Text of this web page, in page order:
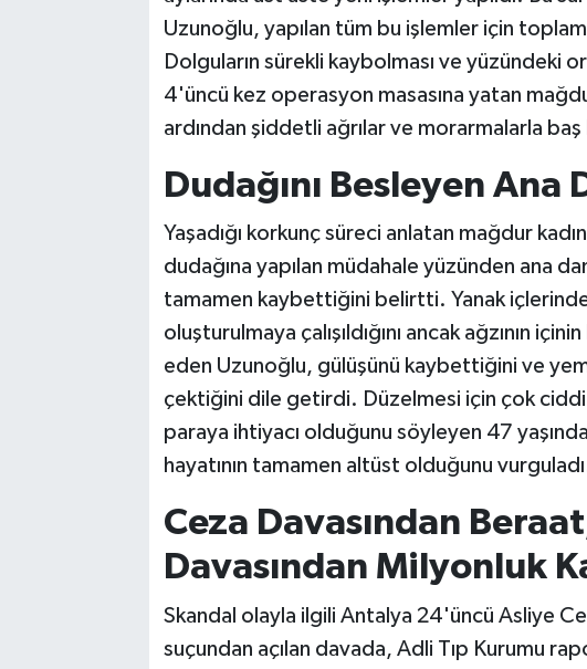
Uzunoğlu, yapılan tüm bu işlemler için
Dolguların sürekli kaybolması ve yüzündeki
4'üncü kez operasyon masasına yatan
ardından şiddetli ağrılar ve morarmalarla baş
Dudağını Besleyen Ana
Yaşadığı korkunç süreci anlatan mağdur
dudağına yapılan müdahale yüzünden ana
tamamen kaybettiğini belirtti. Yanak
oluşturulmaya çalışıldığını ancak ağzının
eden Uzunoğlu, gülüşünü kaybettiğini ve
çektiğini dile getirdi. Düzelmesi için çok
paraya ihtiyacı olduğunu söyleyen 47
hayatının tamamen altüst olduğunu
Ceza Davasından
Davasından Milyonluk
Skandal olayla ilgili Antalya 24'üncü Asliye
suçundan açılan davada, Adli Tıp Kurumu